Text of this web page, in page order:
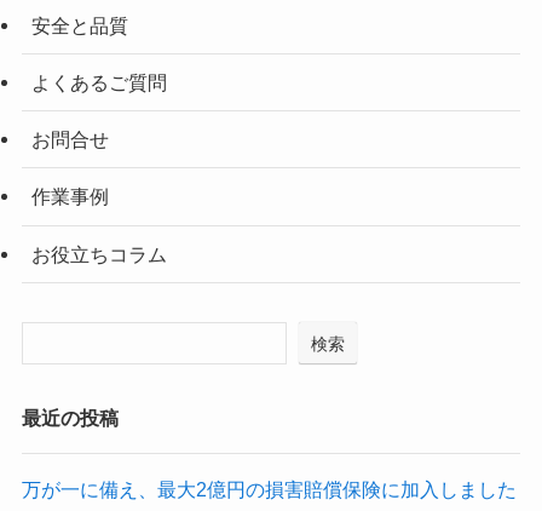
安全と品質
よくあるご質問
お問合せ
作業事例
お役立ちコラム
検索
最近の投稿
万が一に備え、最大2億円の損害賠償保険に加入しました